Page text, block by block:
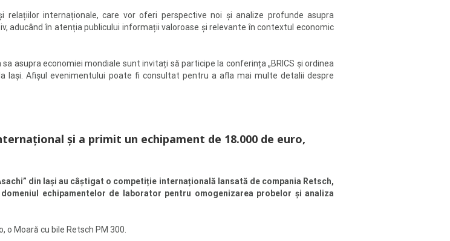
internaționale, care vor oferi perspective noi și analize profunde asupra
aducând în atenția publicului informații valoroase și relevante în contextul economic
asupra economiei mondiale sunt invitați să participe la conferința „BRICS și ordinea
Iași. Afișul evenimentului poate fi consultat pentru a afla mai multe detalii despre
și a primit un echipament de 18.000 de euro,
din Iași au câștigat o competiție internațională lansată de compania Retsch,
echipamentelor de laborator pentru omogenizarea probelor și analiza
o Moară cu bile Retsch PM 300.